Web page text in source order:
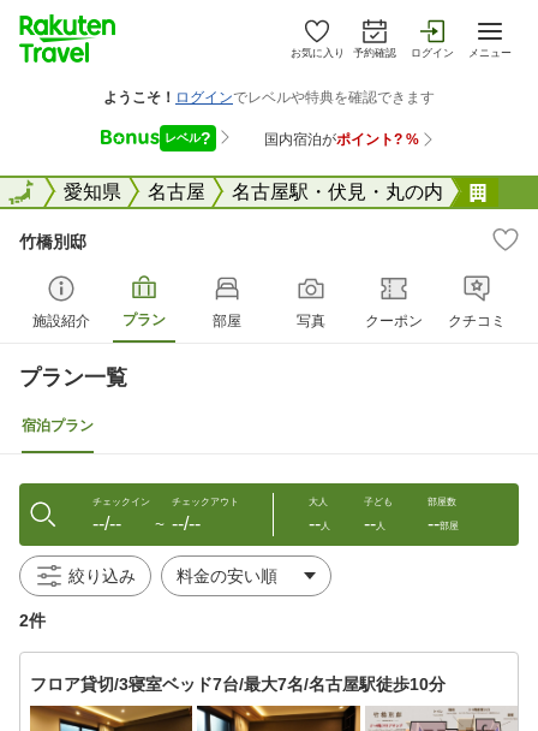
お気に入り 予約確認 ログイン メニュー
全国愛知県 名古屋 名古屋駅・伏見・丸の内
全国
竹橋別邸
施設紹介 プラン 部屋 写真 クーポン クチコミ
プラン一覧
宿泊プラン
チェックイン
--/-- 〜
チェックアウト
--/--
大人
--人
子ども
--人
部屋数
--部屋
絞り込み
2件
フロア貸切/3寝室ベッド7台/最大7名/名古屋駅徒歩10分